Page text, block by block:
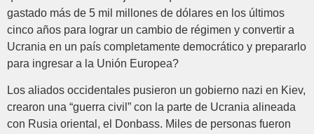
gastado más de 5 mil millones de dólares en los últimos
cinco años para lograr un cambio de régimen y convertir a
Ucrania en un país completamente democrático y prepararlo
para ingresar a la Unión Europea?
Los aliados occidentales pusieron un gobierno nazi en Kiev,
crearon una “guerra civil” con la parte de Ucrania alineada
con Rusia oriental, el Donbass. Miles de personas fueron